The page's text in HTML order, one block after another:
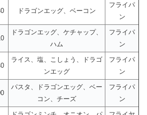
ドラゴンエッグ、ベーコン
フライパ
ン
ドラゴンエッグ、ケチャップ、
ハム
フライパ
ン
ライス、塩、こしょう、ドラゴ
ンエッグ
フライパ
ン
パスタ、ドラゴンエッグ、ベー
コン、チーズ
フライパ
ン